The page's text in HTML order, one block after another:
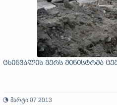
ცხინვალის მერს მინისტრმა
მარტი 07 2013